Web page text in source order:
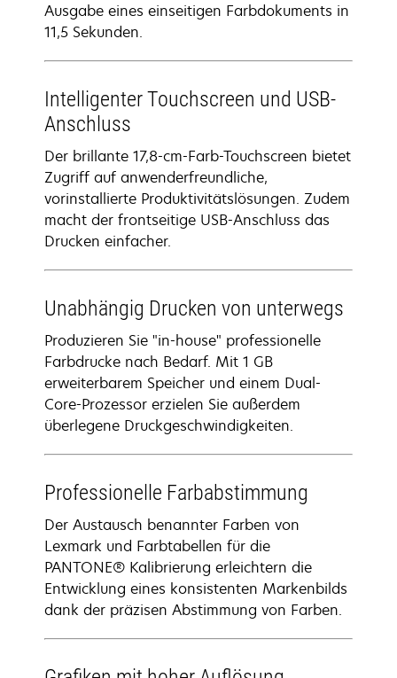
Ausgabe eines einseitigen Farbdokuments in
11,5 Sekunden.
Intelligenter Touchscreen und USB-
Anschluss
Der brillante 17,8-cm-Farb-Touchscreen bietet
Zugriff auf anwenderfreundliche,
vorinstallierte Produktivitätslösungen. Zudem
macht der frontseitige USB-Anschluss das
Drucken einfacher.
Unabhängig Drucken von unterwegs
Produzieren Sie "in-house" professionelle
Farbdrucke nach Bedarf. Mit 1 GB
erweiterbarem Speicher und einem Dual-
Core-Prozessor erzielen Sie außerdem
überlegene Druckgeschwindigkeiten.
Professionelle Farbabstimmung
Der Austausch benannter Farben von
Lexmark und Farbtabellen für die
PANTONE® Kalibrierung erleichtern die
Entwicklung eines konsistenten Markenbilds
dank der präzisen Abstimmung von Farben.